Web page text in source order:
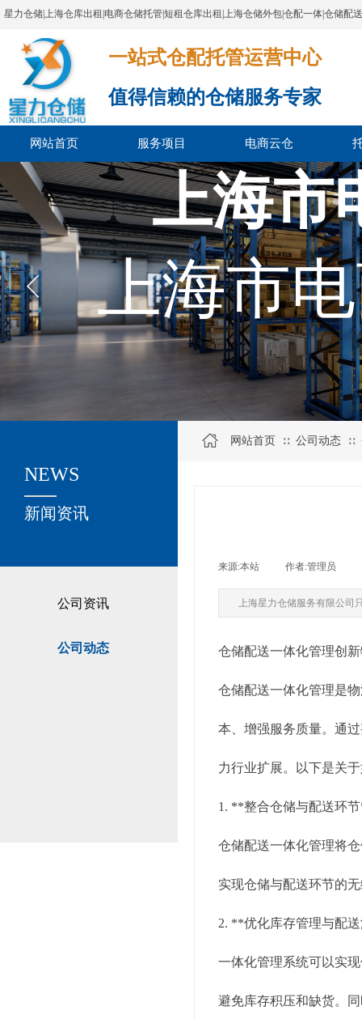
星力仓储|上海仓库出租|电商仓储托管|短租仓库出租|上海仓储外包|仓配一体|仓储配
一站式仓配托管运营中心​​​​​​​​​​​​​​​​​
值得信赖的仓储服务专家
网站首页 服务项目 电商云仓
上海市
上海市
公司资讯
公司动态
关于我们
新闻资讯
NEWS
网站首页 ∷ 公司动态 ∷
来源:本站 作者:管理员
上海星力仓储服务有限公
仓储配送一体化管理创
仓储配送一体化管理是
本、增强服务质量。通
力行业扩展。以下是关
1. **整合仓储与配送环
仓储配送一体化管理将
实现仓储与配送环节的
2. **优化库存管理与配
一体化管理系统可以实
避免库存积压和缺货。